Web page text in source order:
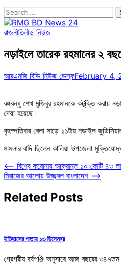
Search
for:
রাজনীতিলীড নিউজ
নড়াইলে তারেক রহমানের ২
আরএমজি বিডি নিউজ ডেস্কFebruary 4,
বঙ্গবন্ধু শেখ মুজিবুর রহমানকে কটূক্তি করায়
দেয়া হয়েছে।
বৃহস্পতিবার বেলা সাড়ে ১১টায় নড়াইল
মামলার বাদি ছিলেন কালিয়া উপজেলা
Post
navigation
⟵ বিশ্বে করোনায় আক্রান্ত ১০ কোটি ৪৩
মিরাজের আলোয় উজ্জ্বল বাংলাদেশ ⟶
Related Posts
ইতিহাসের পাতায় ১৩ ডিসেম্বর
গ্রেগরীয় বর্ষপঞ্জি অনুসারে আজ বছরের